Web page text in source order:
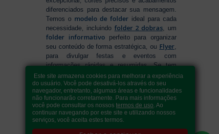
diferenciados para destacar sua mensagem.
Temos o modelo de folder ideal para cada
necessidade, incluindofolder 2 dobras, um
folder informativo perfeito para organizar
seu conteúdo de forma estratégica, ou Flyer,
para divulgar festas e eventos com
informações rápidas e resumidas. Se tem
dúvidas sobrecomo fazer folders, conte
com nossa variedade de formatos e opções
para criar um material que realmente se
destaca. Produção ágil, entrega rápida e
qualidade garantida para levar sua
comunicação a outro nível!
Este site armazena cookies para melhorar a experiência
do usuário. Você pode desativá-los através do seu
navegador, entretanto, algumas áreas e funcionalidades
não funcionarão corretamente. Para mais informações
você pode consultar os nossostermos de uso. Ao
continuar navegando por este site e utilizando nossos
serviços, você aceita estes termos.